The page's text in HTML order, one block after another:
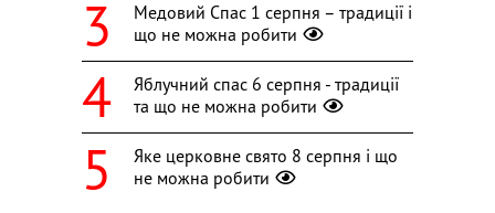
Медовий Спас 1 серпня – традиції і
що не можна робити
Яблучний спас 6 серпня - традиції
та що не можна робити
Яке церковне свято 8 серпня і що
не можна робити